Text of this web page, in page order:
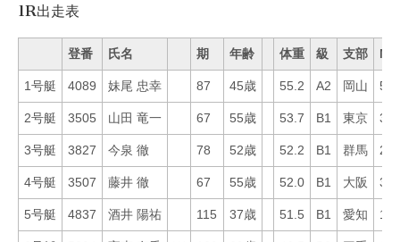
1R出走表
登番 氏名 期 年齢 体重 級 支部 Mo
1号艇 4089 妹尾 忠幸 87 45歳 55.2 A2 岡山 54
2号艇 3505 山田 竜一 67 55歳 53.7 B1 東京 39
3号艇 3827 今泉 徹 78 52歳 52.2 B1 群馬 24
4号艇 3507 藤井 徹 67 55歳 52.0 B1 大阪 36
5号艇 4837 酒井 陽祐 115 37歳 51.5 B1 愛知 19